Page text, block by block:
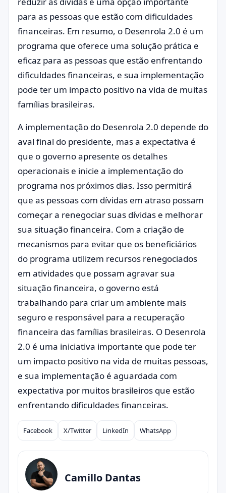
para as pessoas que estão com dificuldades
financeiras. Em resumo, o Desenrola 2.0 é um
programa que oferece uma solução prática e
eficaz para as pessoas que estão enfrentando
dificuldades financeiras, e sua implementação
pode ter um impacto positivo na vida de muitas
famílias brasileiras.
A implementação do Desenrola 2.0 depende do
aval final do presidente, mas a expectativa é
que o governo apresente os detalhes
operacionais e inicie a implementação do
programa nos próximos dias. Isso permitirá
que as pessoas com dívidas em atraso possam
começar a renegociar suas dívidas e melhorar
sua situação financeira. Com a criação de
mecanismos para evitar que os beneficiários
do programa utilizem recursos renegociados
em atividades que possam agravar sua
situação financeira, o governo está
trabalhando para criar um ambiente mais
seguro e responsável para a recuperação
financeira das famílias brasileiras. O Desenrola
2.0 é uma iniciativa importante que pode ter
um impacto positivo na vida de muitas pessoas,
e sua implementação é aguardada com
expectativa por muitos brasileiros que estão
enfrentando dificuldades financeiras.
Compartilhar
Facebook X/Twitter LinkedIn WhatsApp
Camillo Dantas